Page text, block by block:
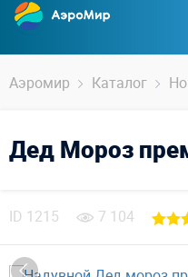
Аэромир Каталог
Дед Мороз
ID 1215 7 104